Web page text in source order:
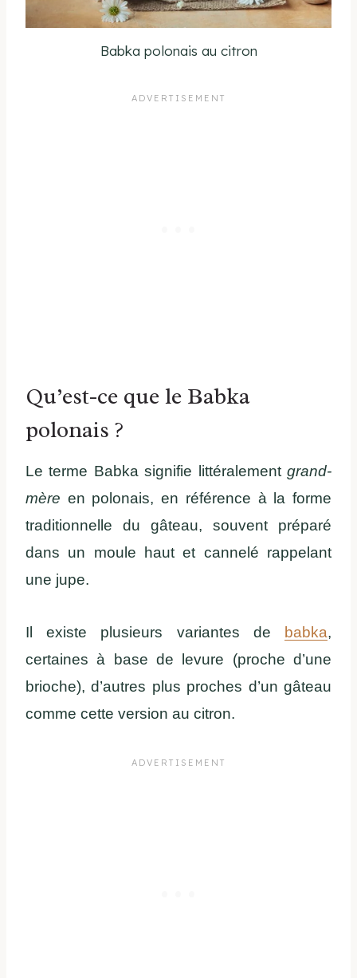
Babka polonais au citron
Qu’est-ce que le Babka
polonais ?
Le terme Babka signifie littéralement grand-
mère en polonais, en référence à la forme
traditionnelle du gâteau, souvent préparé
dans un moule haut et cannelé rappelant
une jupe.
Il existe plusieurs variantes de babka,
certaines à base de levure (proche d’une
brioche), d’autres plus proches d’un gâteau
comme cette version au citron.